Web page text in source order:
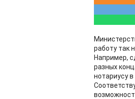
работу так
Например,
разных
нотариусу